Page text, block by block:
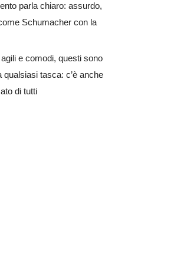
parla chiaro: assurdo,
Schumacher con la
e comodi, questi sono
qualsiasi tasca: c’è anche
di tutti